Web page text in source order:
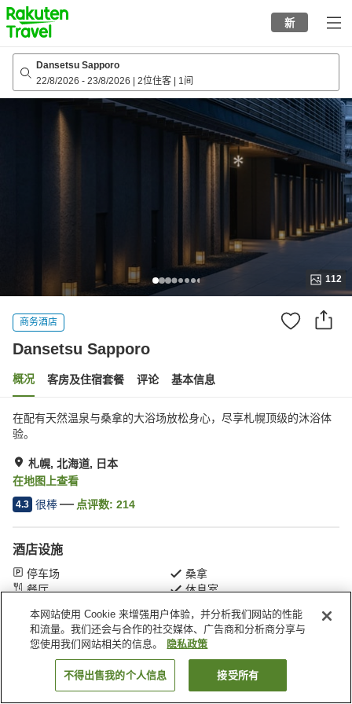
to
top
page
新
Dansetsu Sapporo
22/8/2026 - 23/8/2026 2位住客 1间
112
商务酒店
Dansetsu Sapporo
概况 客房及住宿套餐 评论 基本信息
在配有天然温泉与桑拿的大浴场放松身心，尽享札幌顶级的沐浴体
验。
札幌, 北海道, 日本
在地图上查看
4.3 很棒 点评数: 214
酒店设施
停车场
桑拿
餐厅
休息室
首页 日本 北海道 札幌 札幌 暖雪
搜索客房
本网站使用 Cookie 来增强用户体验，并分析我们网站的性能
和流量。我们还会与合作的社交媒体、广告商和分析商分享与
您使用我们网站相关的信息。
隐私政策
不得出售我的个人信息 接受所有